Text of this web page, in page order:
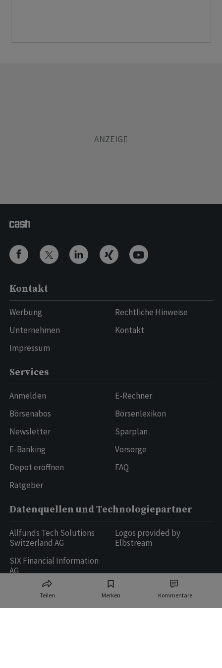
Teilen Merken Kommentare
Kontakt
Werbung
Unternehmen
Impressum
Rechtliche Hinweise
Kontakt
Services
Anmelden
Börsenabos
Newsletter
E-Banking
Depot eröffnen
Ratgeber
E-Rechner
Börsenlexikon
Sparplan
Vorsorge
FAQ
Datenquellen und Technologiepartner
Allfunds Tech Solutions
Switzerland AG
SIX Financial Information
AG
Logos provided by
Elbstream
Ringier AG | Ringier Medien Schweiz